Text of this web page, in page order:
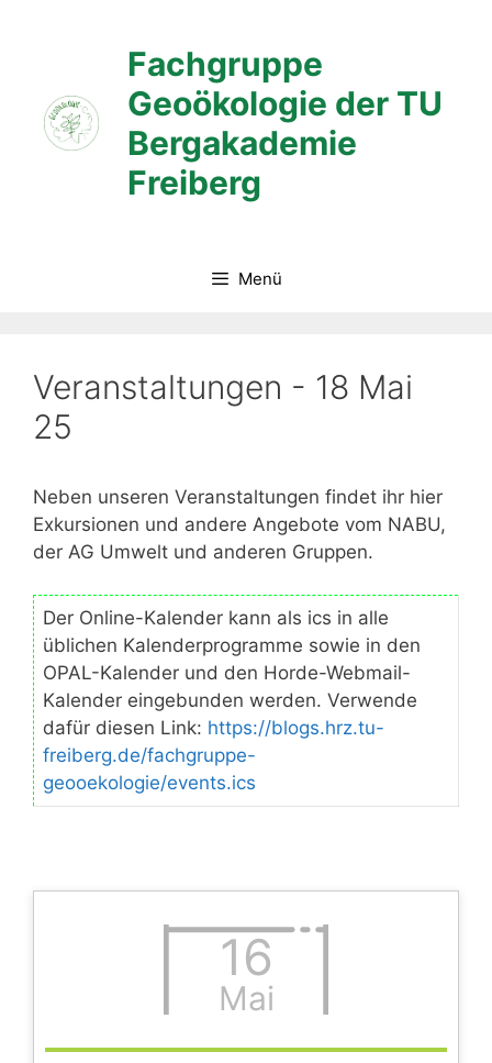
Fachgruppe
Geoökologie der TU
Bergakademie
Freiberg
Menü
Veranstaltungen - 18 Mai
25
Neben unseren Veranstaltungen findet ihr hier
Exkursionen und andere Angebote vom NABU,
der AG Umwelt und anderen Gruppen.
Der Online-Kalender kann als ics in alle
üblichen Kalenderprogramme sowie in den
OPAL-Kalender und den Horde-Webmail-
Kalender eingebunden werden. Verwende
dafür diesen Link: https://blogs.hrz.tu-
freiberg.de/fachgruppe-
geooekologie/events.ics
16
Mai